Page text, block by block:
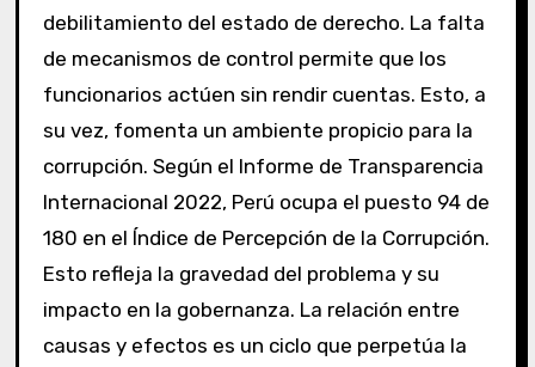
debilitamiento del estado de derecho. La falta
de mecanismos de control permite que los
funcionarios actúen sin rendir cuentas. Esto, a
su vez, fomenta un ambiente propicio para la
corrupción. Según el Informe de Transparencia
Internacional 2022, Perú ocupa el puesto 94 de
180 en el Índice de Percepción de la Corrupción.
Esto refleja la gravedad del problema y su
impacto en la gobernanza. La relación entre
causas y efectos es un ciclo que perpetúa la